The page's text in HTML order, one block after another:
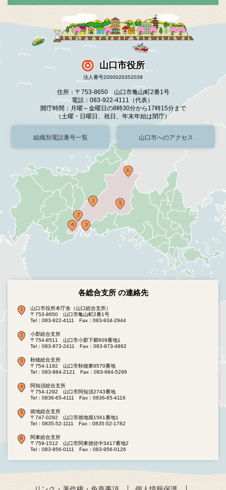
山口市役所
法人番号2000020352039
住所：〒753-8650 山口市亀山町2番1号
電話：083-922-4111（代表）
開庁時間：月曜～金曜日の8時30分から17時15分まで
（土曜・日曜日、祝日、年末年始は閉庁）
組織別電話番号一覧 山口市へのアクセス
各総合支所 の連絡先
山口市役所本庁舎（山口総合支所）
〒753-8650 山口市亀山町2番1号
Tel：083-922-4111
Fax：083-934-2944
小郡総合支所
〒754-8511 山口市小郡下郷609番地1
Tel：083-973-2411
Fax：083-973-4892
秋穂総合支所
〒754-1192 山口市秋穂東6570番地
Tel：083-984-2121
Fax：083-984-5299
阿知須総合支所
〒754-1292 山口市阿知須2743番地
Tel：0836-65-4111
Fax：0836-65-4116
徳地総合支所
〒747-0292 山口市徳地堀1561番地1
Tel：0835-52-1111
Fax：0835-52-1782
阿東総合支所
〒759-1512 山口市阿東徳佐中3417番地2
Tel：083-956-0111
Fax：083-956-0126